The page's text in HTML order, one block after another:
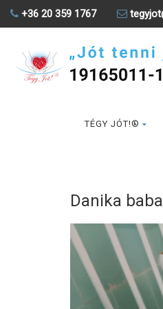
+36 20 359 1767
TÉGY JÓT!®
Danika